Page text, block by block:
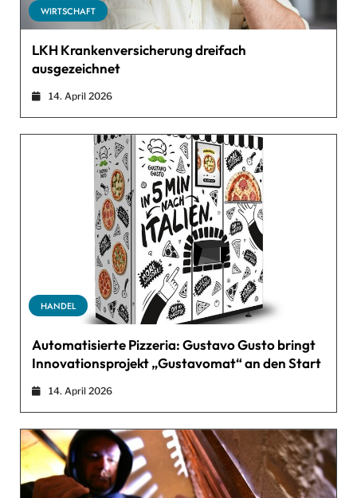
WIRTSCHAFT
LKH Krankenversicherung dreifach
ausgezeichnet
14. April 2026
HANDEL
Automatisierte Pizzeria: Gustavo Gusto bringt
Innovationsprojekt „Gustavomat“ an den Start
14. April 2026